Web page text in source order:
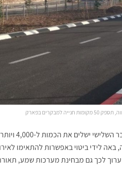
חנייה למבקרים בפארק
המעבר השני
לידי ביטוי באפשרות להתאימו
לכך גם מבחינת מערכות שמע,